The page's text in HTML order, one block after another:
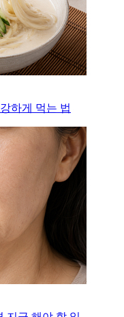
하게 먹는 법